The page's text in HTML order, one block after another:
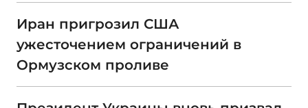
Иран пригрозил США
ужесточением ограничений в
Ормузском проливе